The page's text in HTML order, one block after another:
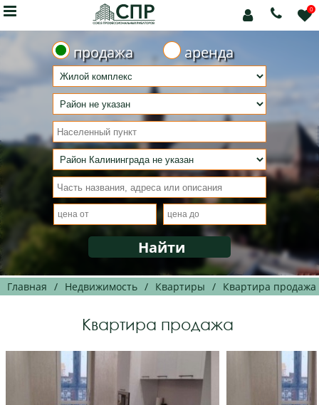
 0


продажа аренда
Главная / Недвижимость / Квартиры / Квартира продажа
Квартира продажа